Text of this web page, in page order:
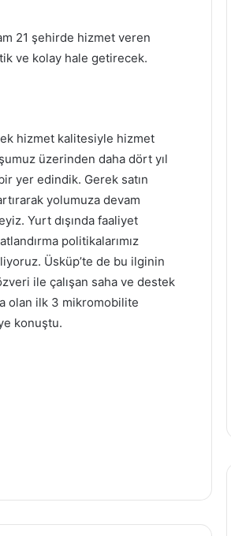
21 şehirde hizmet veren
ve kolay hale getirecek.
hizmet kalitesiyle hizmet
üzerinden daha dört yıl
yer edindik. Gerek satın
yolumuza devam
Yurt dışında faaliyet
politikalarımız
Üsküp’te de bu ilginin
ile çalışan saha ve destek
olan ilk 3 mikromobilite
konuştu.
Üçüncü Çeyrekte 1.055
TL Kara Ulaştı